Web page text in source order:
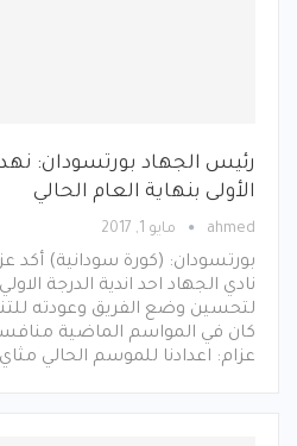
رئيس الجهاد بورتسودان:
الأولى بنهاية العام الحالي
ahmed مايو 1, 2017
بورتسودان: (كورة سودانية) أكد
نادي الجهاد احد اندية الدرجة
لتحسين وضع الفريق وعودته
كان في المواسم الماضية
عزام: اعدادنا للموسم الحالي